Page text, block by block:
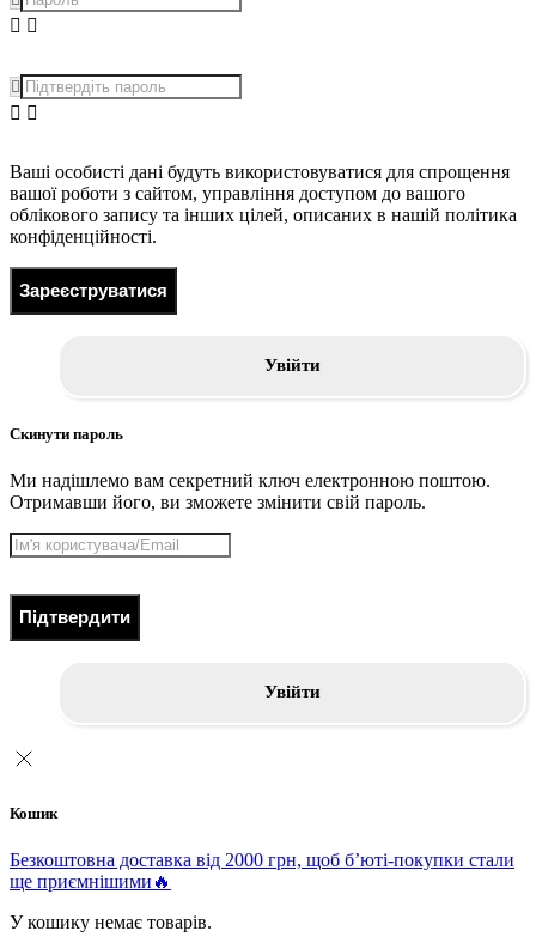
Ваші особисті дані будуть використовуватися для спрощення
вашої роботи з сайтом, управління доступом до вашого
облікового запису та інших цілей, описаних в нашій політика
конфіденційності.
Зареєструватися
Увійти
Скинути пароль
Ми надішлемо вам секретний ключ електронною поштою.
Отримавши його, ви зможете змінити свій пароль.
Підтвердити
Увійти
Кошик
Безкоштовна доставка від 2000 грн, щоб б’юті-покупки стали
ще приємнішими🔥
У кошику немає товарів.